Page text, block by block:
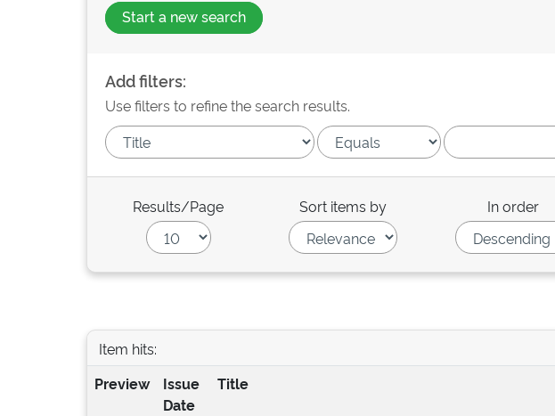
Start a new search
Add filters:
Use filters to refine the search results.
Results/Page Sort items by In order
Item hits:
Preview
Issue
Date
Title